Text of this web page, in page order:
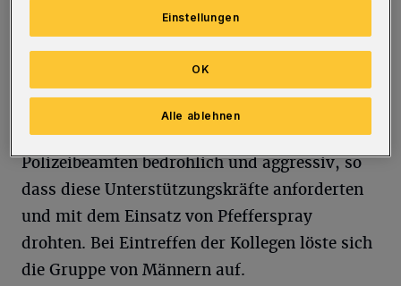
Jährige heftigen Widerstand und verletzte
einen der Beamten leicht.
Zudem tauchten plötzlich mehrere Männer auf
und verhielten sich gegenüber den
Polizeibeamten bedrohlich und aggressiv, so
dass diese Unterstützungskräfte anforderten
und mit dem Einsatz von Pfefferspray
drohten. Bei Eintreffen der Kollegen löste sich
die Gruppe von Männern auf.
Einstellungen
Alle ablehnen
OK